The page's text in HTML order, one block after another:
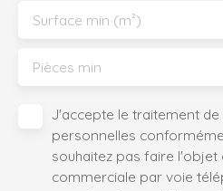
Surface min (m²)
Pièces min
J'accepte le traitement
personnelles
souhaitez pas faire
commerciale par voie